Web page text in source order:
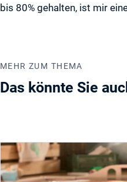
bis 80% gehalten, ist mir
MEHR ZUM THEMA
Das könnte Sie